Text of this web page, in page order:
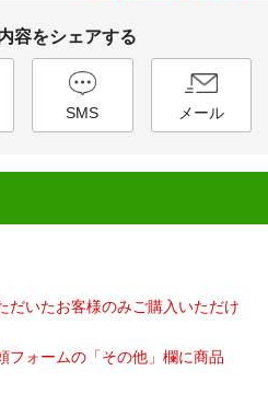
容をシェアする
SMS メール
だいたお客様のみご購入いただけ
フォームの「その他」欄に商品